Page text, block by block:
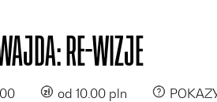
RE-WIZJE
od 10.00 pln